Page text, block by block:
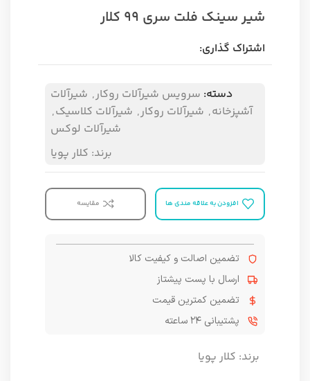
شیر سینک فلت سری 99 کلار
اشتراک گذاری:
دسته: سرویس شیرآلات روکار, شیرآلات
آشپزخانه, شیرآلات روکار, شیرآلات کلاسیک,
شیرآلات لوکس
برند: کلار پویا
افزودن به علاقه مندی ها مقایسه
تضمین اصالت و کیفیت کالا
ارسال با پست پیشتاز
تضمین کمترین قیمت
پشتیبانی ۲۴ ساعته
برند: کلار پویا